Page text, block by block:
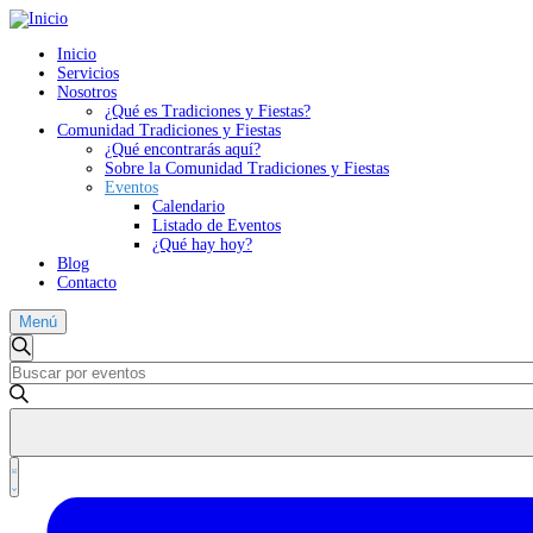
Inicio
Servicios
Nosotros
¿Qué es Tradiciones y Fiestas?
Comunidad Tradiciones y Fiestas
¿Qué encontrarás aquí?
Sobre la Comunidad Tradiciones y Fiestas
Eventos
Calendario
Listado de Eventos
¿Qué hay hoy?
Blog
Contacto
Menú
Eventos
Navegación
de
búsqueda
vistas
de
Eventos
Buscar
Introduce
la
palabra
Eventos
para
la
palabra
Navegación
de
vistas
Lista